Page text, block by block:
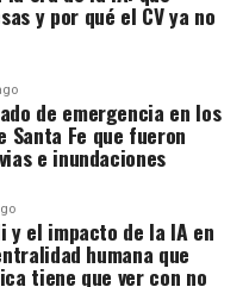
y por qué el CV ya no
de emergencia en los
Santa Fe que fueron
e inundaciones
y el impacto de la IA en
humana que
tiene que ver con no